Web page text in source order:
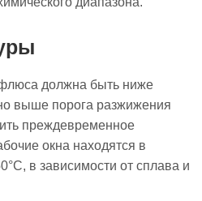
должна быть ниже
выше порога разжижения
преждевременное
окна находятся в
в зависимости от сплава и